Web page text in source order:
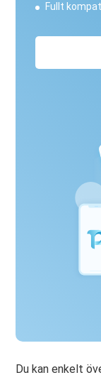
Fullt
Du kan enkelt